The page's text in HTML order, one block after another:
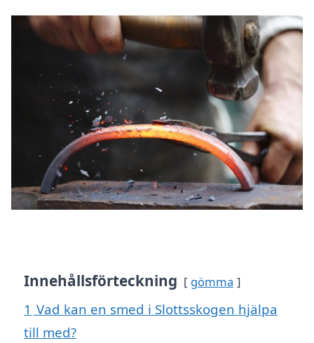
Innehållsförteckning gömma
1 Vad kan en smed i Slottsskogen hjälpa
till med?